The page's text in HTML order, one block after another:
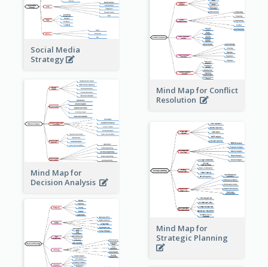
Social Media
Strategy
Mind Map for Conflict
Resolution
Mind Map for
Decision Analysis
Mind Map for
Strategic Planning